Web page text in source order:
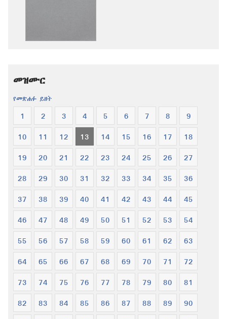
መዝሙር
የመጽሐፉ ይዘት
1 2 3 4 5 6 7 8 9
10 11 12 13 14 15 16 17 18
19 20 21 22 23 24 25 26 27
28 29 30 31 32 33 34 35 36
37 38 39 40 41 42 43 44 45
46 47 48 49 50 51 52 53 54
55 56 57 58 59 60 61 62 63
64 65 66 67 68 69 70 71 72
73 74 75 76 77 78 79 80 81
82 83 84 85 86 87 88 89 90